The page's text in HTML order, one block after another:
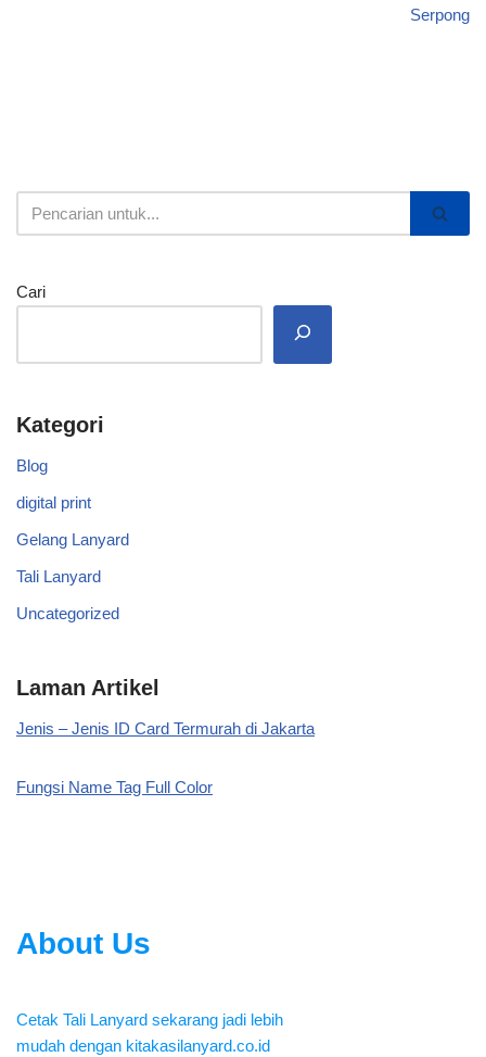
Serpong
Cari
Kategori
Blog
digital print
Gelang Lanyard
Tali Lanyard
Uncategorized
Laman Artikel
Jenis – Jenis ID Card Termurah di Jakarta
Fungsi Name Tag Full Color
About Us
Cetak Tali Lanyard sekarang jadi lebih
mudah dengan kitakasilanyard.co.id